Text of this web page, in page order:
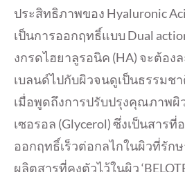
ประสิทธิภาพของ Hyaluronic
เป็นการออกฤทธิ์แบบ Dual
งกรดไฮยาลูรอนิค (HA) จะต้อง
เบลนด์ไปกับผิวจนดูเป็นธรรมช
เมื่อพูดถึงการปรับปรุงคุณภาพผิ
เซอรอล (Glycerol) ซึ่งเป็นสาร
ออกฤทธิ์เร็วต่อกลไกในผิวที่รัก
ผลิตสารที่คงตัวไว้ในผิว